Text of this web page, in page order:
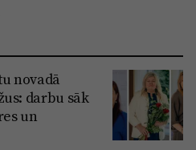
novadā
darbu sāk
un